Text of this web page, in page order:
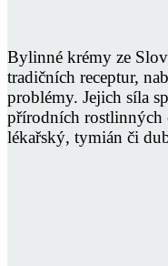
Bylinné krémy ze
tradičních receptur,
problémy. Jejich síla
přírodních rostlinných
lékařský, tymián či